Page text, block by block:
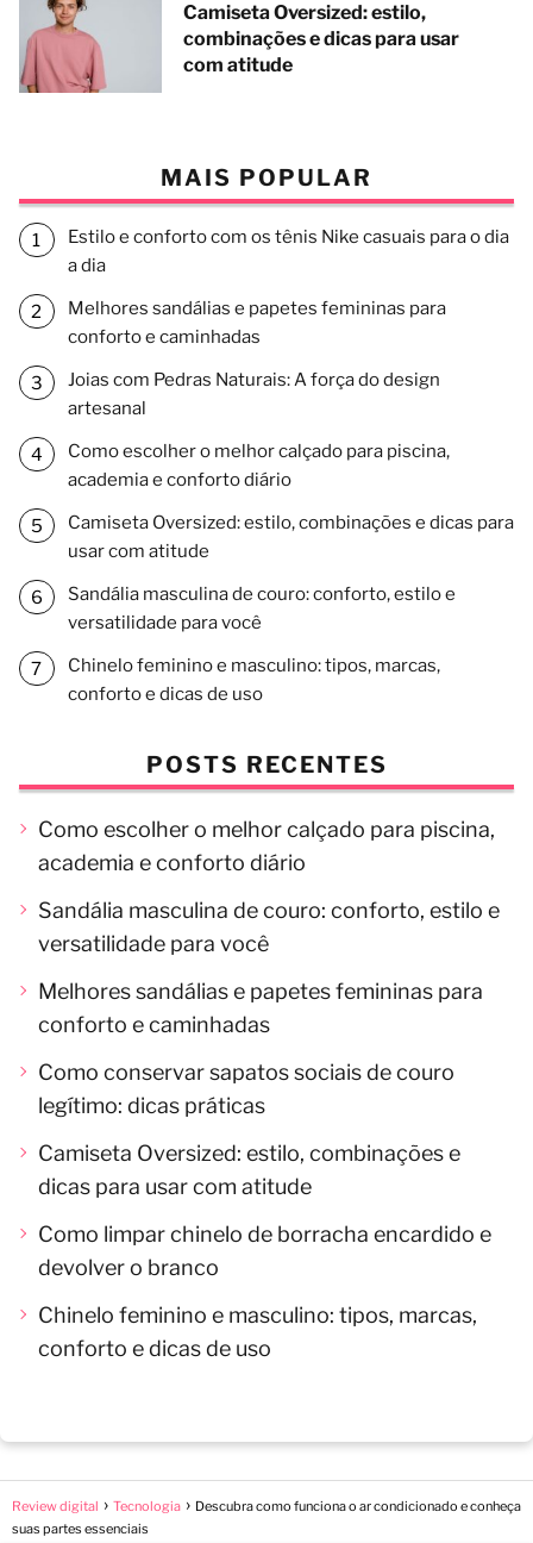
Camiseta Oversized: estilo,
combinações e dicas para usar
com atitude
MAIS POPULAR
Estilo e conforto com os tênis Nike casuais para o dia
a dia
Melhores sandálias e papetes femininas para
conforto e caminhadas
Joias com Pedras Naturais: A força do design
artesanal
Como escolher o melhor calçado para piscina,
academia e conforto diário
Camiseta Oversized: estilo, combinações e dicas para
usar com atitude
Sandália masculina de couro: conforto, estilo e
versatilidade para você
Chinelo feminino e masculino: tipos, marcas,
conforto e dicas de uso
POSTS RECENTES
Como escolher o melhor calçado para piscina,
academia e conforto diário
Sandália masculina de couro: conforto, estilo e
versatilidade para você
Melhores sandálias e papetes femininas para
conforto e caminhadas
Como conservar sapatos sociais de couro
legítimo: dicas práticas
Camiseta Oversized: estilo, combinações e
dicas para usar com atitude
Como limpar chinelo de borracha encardido e
devolver o branco
Chinelo feminino e masculino: tipos, marcas,
conforto e dicas de uso
Review digital Tecnologia
Descubra como funciona o ar condicionado e conheça
suas partes essenciais